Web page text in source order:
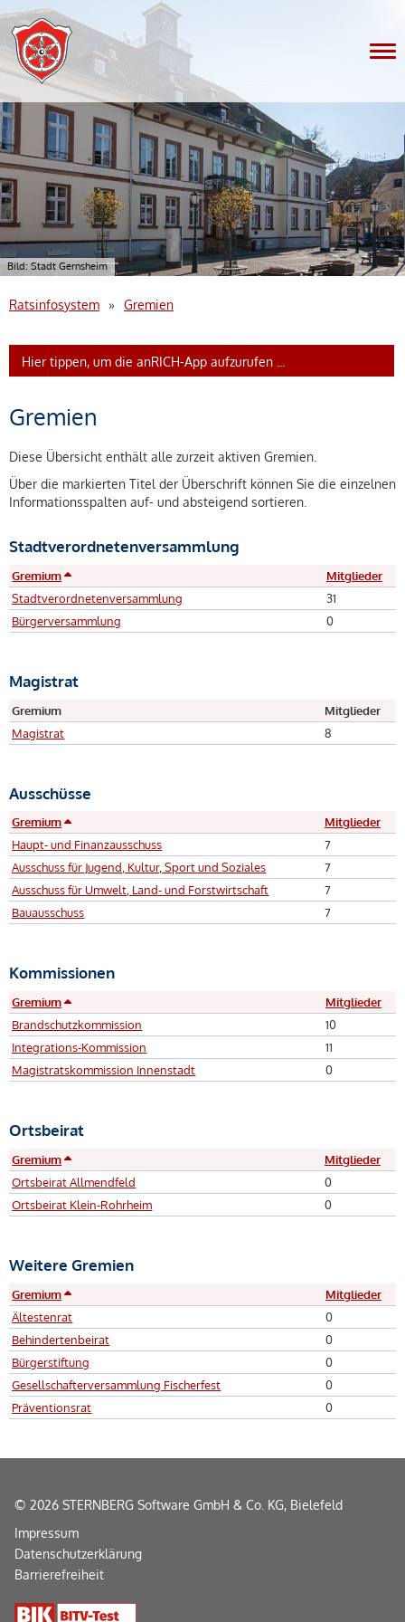
Bildmotiv in dieser Region: Historisches Rathaus und MArktplatz im
Bild: Stadt Gernsheim
Ratsinfosystem » Gremien
Hier tippen, um die anRICH-App aufzurufen ...
Gremien
Diese Übersicht enthält alle zurzeit aktiven Gremien.
Über die markierten Titel der Überschrift können Sie die einzelnen
Informationsspalten auf- und absteigend sortieren.
Stadtverordnetenversammlung
Gremium
Mitglieder
Stadtverordnetenversammlung
31
Bürgerversammlung
0
Magistrat
Gremium
Mitglieder
Magistrat
8
Ausschüsse
Gremium
Mitglieder
Haupt- und Finanzausschuss
7
Ausschuss für Jugend, Kultur, Sport und Soziales
7
Ausschuss für Umwelt, Land- und Forstwirtschaft
7
Bauausschuss
7
Kommissionen
Gremium
Mitglieder
Brandschutzkommission
10
Integrations-Kommission
11
Magistratskommission Innenstadt
0
Ortsbeirat
Gremium
Mitglieder
Ortsbeirat Allmendfeld
0
Ortsbeirat Klein-Rohrheim
0
Weitere Gremien
Gremium
Mitglieder
Ältestenrat
0
Behindertenbeirat
0
Bürgerstiftung
0
Gesellschafterversammlung Fischerfest
0
Präventionsrat
0
© 2026 STERNBERG Software GmbH & Co. KG, Bielefeld
Impressum
Datenschutzerklärung
Barrierefreiheit